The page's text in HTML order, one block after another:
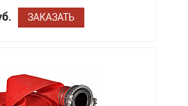
ЗАКАЗАТЬ